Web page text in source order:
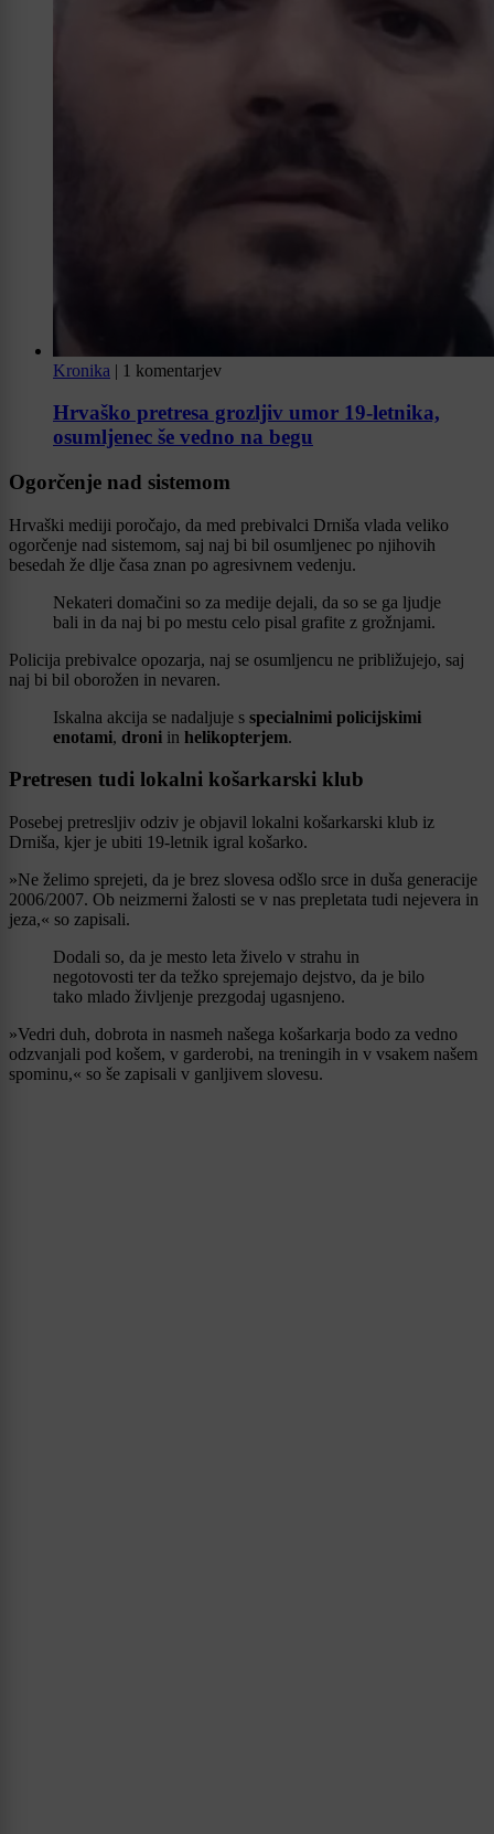
Kronika | 1 komentarjev
Hrvaško pretresa grozljiv umor 19-letnika,
osumljenec še vedno na begu
Ogorčenje nad sistemom
Hrvaški mediji poročajo, da med prebivalci Drniša vlada veliko
ogorčenje nad sistemom, saj naj bi bil osumljenec po njihovih
besedah že dlje časa znan po agresivnem vedenju.
Nekateri domačini so za medije dejali, da so se ga ljudje
bali in da naj bi po mestu celo pisal grafite z grožnjami.
Policija prebivalce opozarja, naj se osumljencu ne približujejo, saj
naj bi bil oborožen in nevaren.
Iskalna akcija se nadaljuje s specialnimi policijskimi
enotami, droni in helikopterjem.
Pretresen tudi lokalni košarkarski klub
Posebej pretresljiv odziv je objavil lokalni košarkarski klub iz
Drniša, kjer je ubiti 19-letnik igral košarko.
»Ne želimo sprejeti, da je brez slovesa odšlo srce in duša generacije
2006/2007. Ob neizmerni žalosti se v nas prepletata tudi nejevera in
jeza,« so zapisali.
Dodali so, da je mesto leta živelo v strahu in
negotovosti ter da težko sprejemajo dejstvo, da je bilo
tako mlado življenje prezgodaj ugasnjeno.
»Vedri duh, dobrota in nasmeh našega košarkarja bodo za vedno
odzvanjali pod košem, v garderobi, na treningih in v vsakem našem
spominu,« so še zapisali v ganljivem slovesu.